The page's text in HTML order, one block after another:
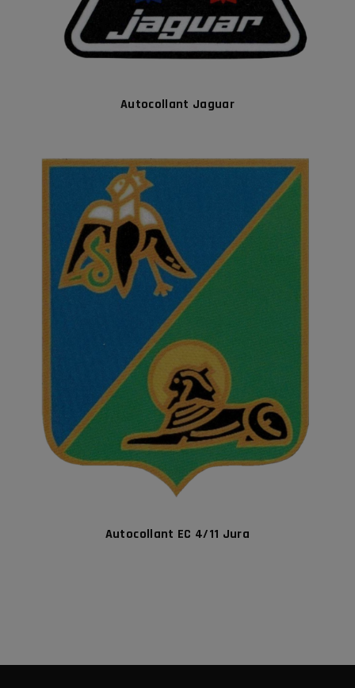
Autocollant Jaguar
Autocollant EC 4/11 Jura